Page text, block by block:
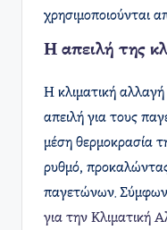
χρησιμοποιούνται
Η απειλή της
Η κλιματική
απειλή για τους
μέση θερμοκρασία
ρυθμό,
παγετώνων.
για την Κλιματική